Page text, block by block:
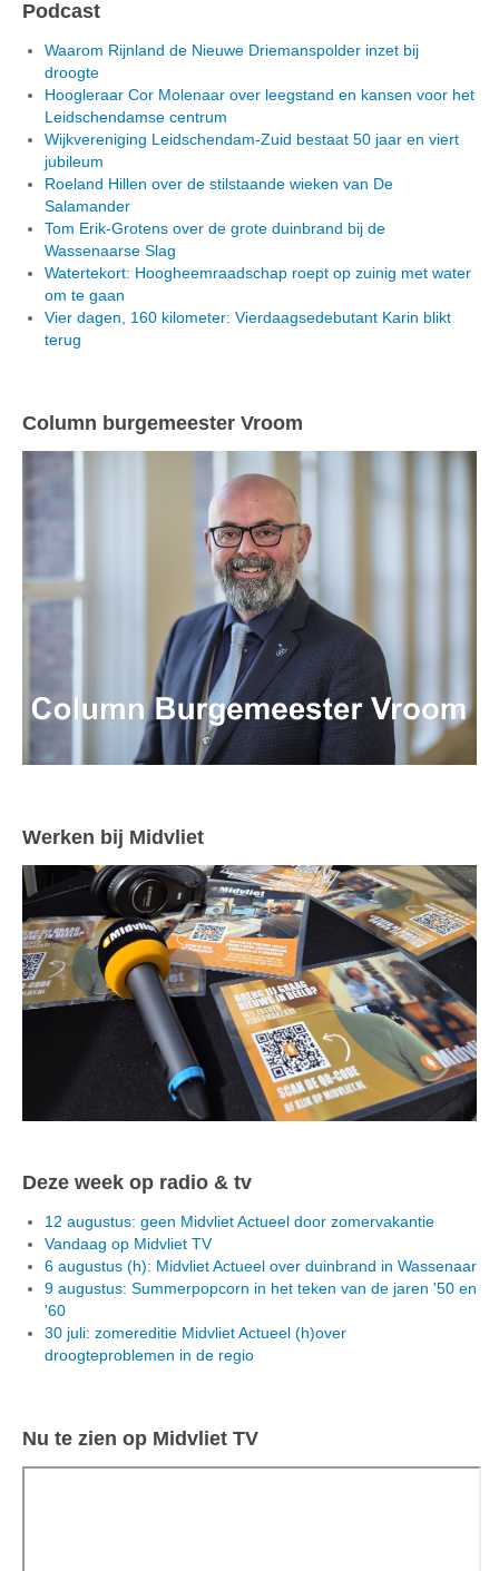
Podcast
Waarom Rijnland de Nieuwe Driemanspolder inzet bij
droogte
Hoogleraar Cor Molenaar over leegstand en kansen voor het
Leidschendamse centrum
Wijkvereniging Leidschendam-Zuid bestaat 50 jaar en viert
jubileum
Roeland Hillen over de stilstaande wieken van De
Salamander
Tom Erik-Grotens over de grote duinbrand bij de
Wassenaarse Slag
Watertekort: Hoogheemraadschap roept op zuinig met water
om te gaan
Vier dagen, 160 kilometer: Vierdaagsedebutant Karin blikt
terug
Column burgemeester Vroom
Werken bij Midvliet
Deze week op radio & tv
12 augustus: geen Midvliet Actueel door zomervakantie
Vandaag op Midvliet TV
6 augustus (h): Midvliet Actueel over duinbrand in Wassenaar
9 augustus: Summerpopcorn in het teken van de jaren '50 en
'60
30 juli: zomereditie Midvliet Actueel (h)over
droogteproblemen in de regio
Nu te zien op Midvliet TV